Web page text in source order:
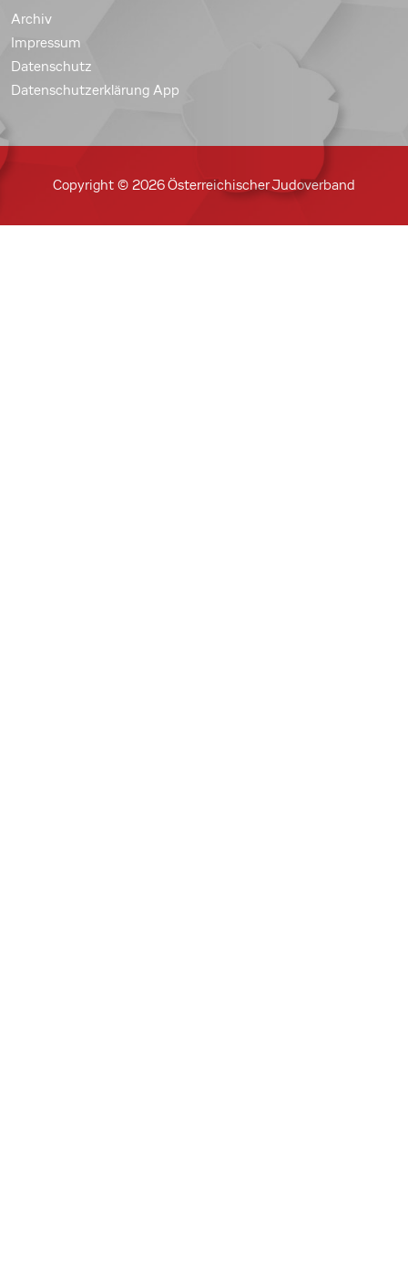
Archiv
Impressum
Datenschutz
Datenschutzerklärung App
Copyright © 2026 Österreichischer Judoverband